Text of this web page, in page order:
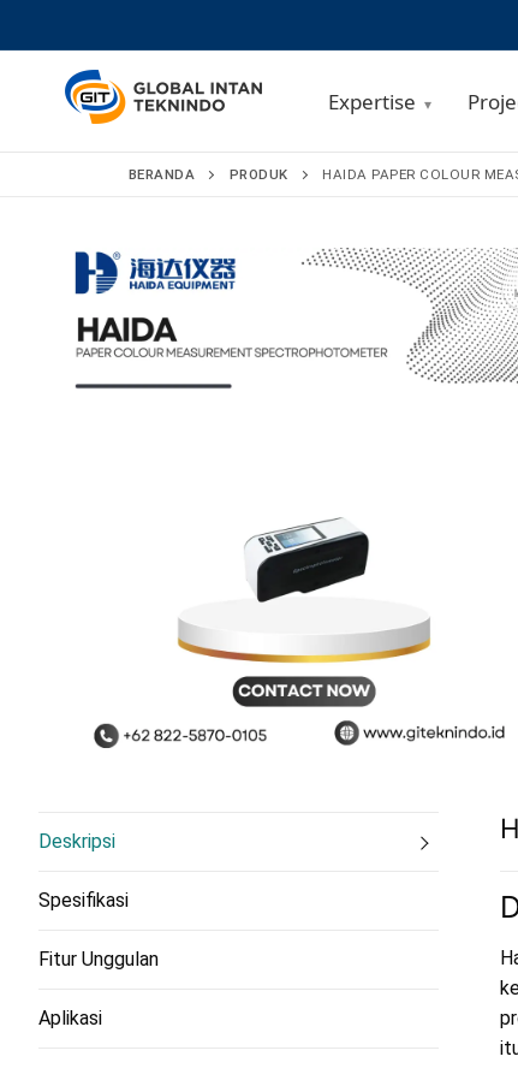
Expertise
BERANDA PRODUK HAIDA PAPER COLOUR
Deskripsi
Spesifikasi
Fitur Unggulan
Aplikasi